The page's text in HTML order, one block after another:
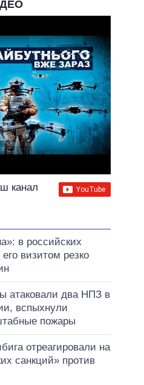
канал
в российских
визитом резко
атаковали два НПЗ в
вспыхнули
пожары
отреагировали на
санкций» против